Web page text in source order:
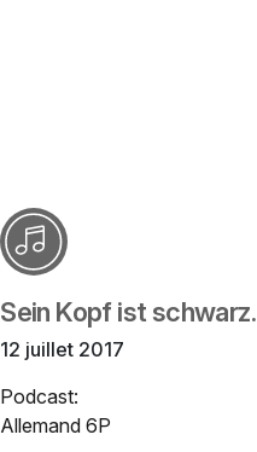
Sein Kopf ist schwarz.
12 juillet 2017
Podcast:
Allemand 6P